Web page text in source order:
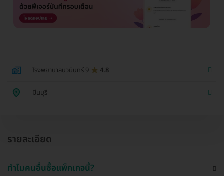
โรงพยาบาลนวมินทร์ 9 4.8
มีนบุรี
รายละเอียด
ทำไมคนอื่นซื้อแพ็กเกจนี้?